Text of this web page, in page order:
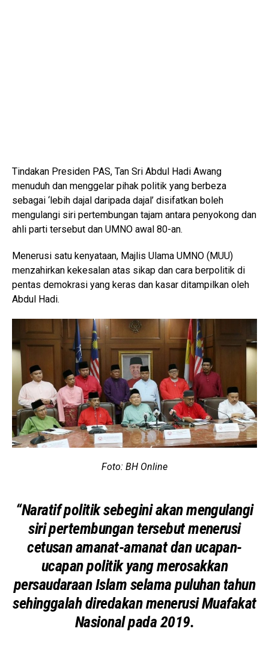
Tindakan Presiden PAS, Tan Sri Abdul Hadi Awang
menuduh dan menggelar pihak politik yang berbeza
sebagai ‘lebih dajal daripada dajal’ disifatkan boleh
mengulangi siri pertembungan tajam antara penyokong dan
ahli parti tersebut dan UMNO awal 80-an.
Menerusi satu kenyataan, Majlis Ulama UMNO (MUU)
menzahirkan kekesalan atas sikap dan cara berpolitik di
pentas demokrasi yang keras dan kasar ditampilkan oleh
Abdul Hadi.
Foto: BH Online
“Naratif politik sebegini akan mengulangi
siri pertembungan tersebut menerusi
cetusan amanat-amanat dan ucapan-
ucapan politik yang merosakkan
persaudaraan Islam selama puluhan tahun
sehinggalah diredakan menerusi Muafakat
Nasional pada 2019.